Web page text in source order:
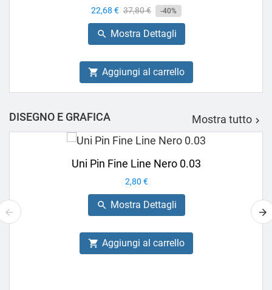
Prezzo
22,68 € Prezzo
base
37,80 € -40%
 Mostra Dettagli
 Aggiungi al carrello
DISEGNO E GRAFICA Mostra tutto 
Uni Pin Fine Line Nero 0.03
Prezzo
2,80 €
 Mostra Dettagli
 Aggiungi al carrello